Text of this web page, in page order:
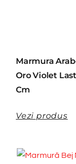
Marmura
Oro Violet
Cm
Vezi produs